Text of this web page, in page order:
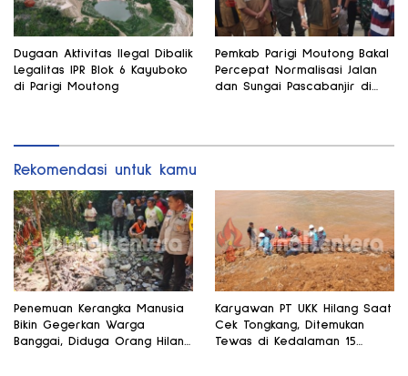
Dugaan Aktivitas Ilegal Dibalik
Legalitas IPR Blok 6 Kayuboko
di Parigi Moutong
Pemkab Parigi Moutong Bakal
Percepat Normalisasi Jalan
dan Sungai Pascabanjir di
Rekomendasi untuk kamu
Penemuan Kerangka Manusia
Bikin Gegerkan Warga
Banggai, Diduga Orang Hilang
Karyawan PT UKK Hilang Saat
Cek Tongkang, Ditemukan
Tewas di Kedalaman 15